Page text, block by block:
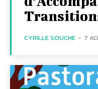
CYRILLE SOUCHE - 7